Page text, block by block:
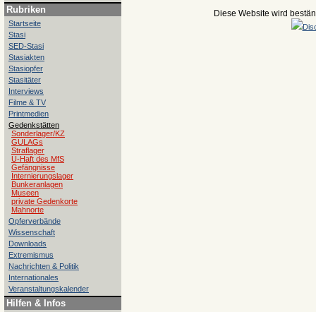
Rubriken
Startseite
Stasi
SED-Stasi
Stasiakten
Stasiopfer
Stasitäter
Interviews
Filme & TV
Printmedien
Gedenkstätten
Sonderlager/KZ
GULAGs
Straflager
U-Haft des MfS
Gefängnisse
Internierungslager
Bunkeranlagen
Museen
private Gedenkorte
Mahnorte
Opferverbände
Wissenschaft
Downloads
Extremismus
Nachrichten & Politik
Internationales
Veranstaltungskalender
Hilfen & Infos
Diese Website wird